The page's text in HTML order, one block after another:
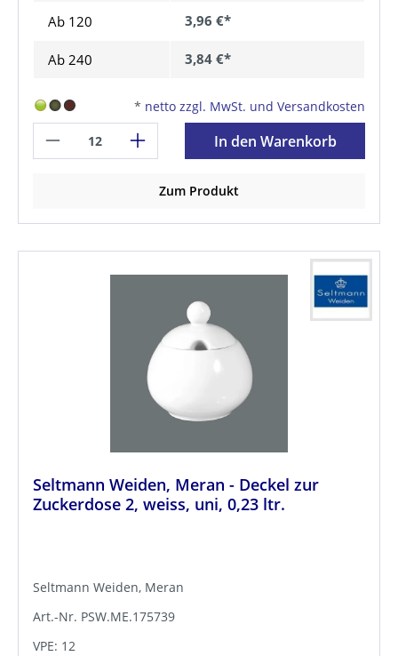
Ab 120 3,96 €*
Ab 240 3,84 €*
* netto zzgl. MwSt. und Versandkosten
In den Warenkorb
Zum Produkt
Seltmann Weiden, Meran - Deckel zur
Zuckerdose 2, weiss, uni, 0,23 ltr.
Seltmann Weiden, Meran
Art.-Nr. PSW.ME.175739
VPE: 12